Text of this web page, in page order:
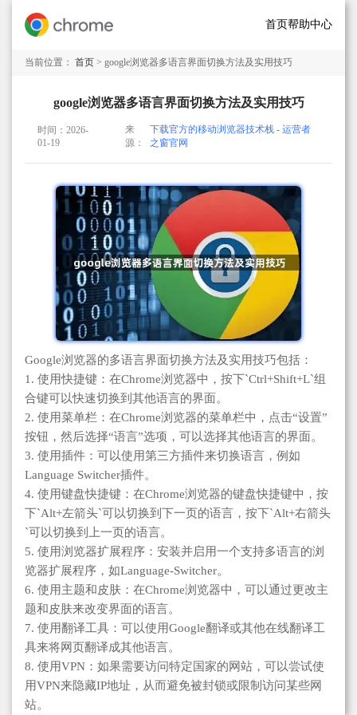
首页帮助中心
当前位置： 首页 > google浏览器多语言界面切换方法及实用技巧
google浏览器多语言界面切换方法及实用技巧
时间：2026-
01-19
来
源：
下载官方的移动浏览器技术栈 - 运营者
之窗官网
Google浏览器的多语言界面切换方法及实用技巧包括：
1. 使用快捷键：在Chrome浏览器中，按下`Ctrl+Shift+L`组
合键可以快速切换到其他语言的界面。
2. 使用菜单栏：在Chrome浏览器的菜单栏中，点击“设置”
按钮，然后选择“语言”选项，可以选择其他语言的界面。
3. 使用插件：可以使用第三方插件来切换语言，例如
Language Switcher插件。
4. 使用键盘快捷键：在Chrome浏览器的键盘快捷键中，按
下`Alt+左箭头`可以切换到下一页的语言，按下`Alt+右箭头
`可以切换到上一页的语言。
5. 使用浏览器扩展程序：安装并启用一个支持多语言的浏
览器扩展程序，如Language-Switcher。
6. 使用主题和皮肤：在Chrome浏览器中，可以通过更改主
题和皮肤来改变界面的语言。
7. 使用翻译工具：可以使用Google翻译或其他在线翻译工
具来将网页翻译成其他语言。
8. 使用VPN：如果需要访问特定国家的网站，可以尝试使
用VPN来隐藏IP地址，从而避免被封锁或限制访问某些网
站。